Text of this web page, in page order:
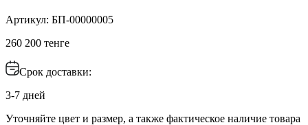
Артикул: БП-00000005
260 200 тенге
Срок доставки:
3-7 дней
Уточняйте цвет и размер, а также фактическое наличие товара